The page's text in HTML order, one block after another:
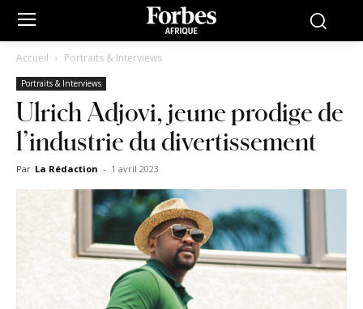
Accueil Portraits & Interviews
Portraits & Interviews
Ulrich Adjovi, jeune prodige de
l’industrie du divertissement
Par La Rédaction - 1 avril 2023